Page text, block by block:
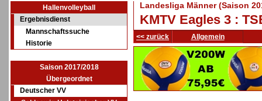
Hallenvolleyball
Ergebnisdienst
Mannschaftssuche
Historie
Saison 2017/2018
Übergeordnet
Deutscher VV
Landesliga Männer (Saison
KMTV Eagles 3 :
<< zurück Allgemein